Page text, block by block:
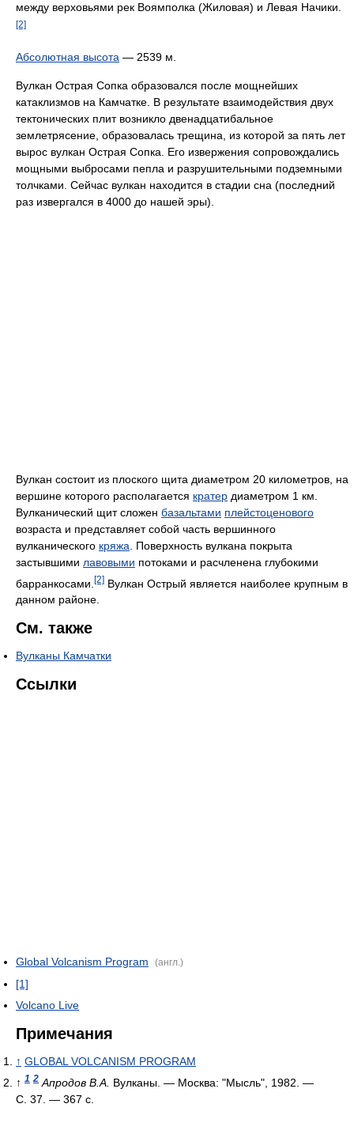
между верховьями рек Воямполка (Жиловая) и Левая Начики.
[2]
Абсолютная высота — 2539 м.
Вулкан Острая Сопка образовался после мощнейших
катаклизмов на Камчатке. В результате взаимодействия двух
тектонических плит возникло двенадцатибальное
землетрясение, образовалась трещина, из которой за пять лет
вырос вулкан Острая Сопка. Его извержения сопровождались
мощными выбросами пепла и разрушительными подземными
толчками. Сейчас вулкан находится в стадии сна (последний
раз извергался в 4000 до нашей эры).
Вулкан состоит из плоского щита диаметром 20 километров, на
вершине которого располагается кратер диаметром 1 км.
Вулканический щит сложен базальтами плейстоценового
возраста и представляет собой часть вершинного
вулканического кряжа . Поверхность вулкана покрыта
застывшими лавовыми потоками и расчленена глубокими
барранкосами. [2] Вулкан Острый является наиболее крупным в
данном районе.
См. также
Вулканы Камчатки
Ссылки
Global Volcanism Program (англ.)
[1]
Volcano Live
Примечания
↑ GLOBAL VOLCANISM PROGRAM
↑ 1 2 Апродов В.А. Вулканы. — Москва: "Мысль", 1982. —
С. 37. — 367 с.